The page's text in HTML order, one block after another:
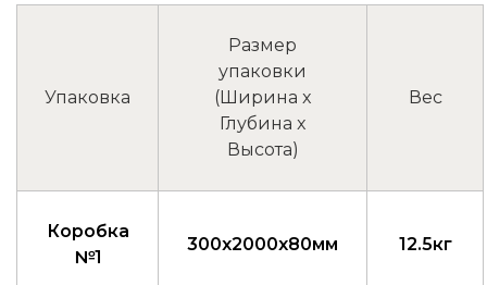
Упаковка
Размер
упаковки
(Ширина x
Глубина x
Высота)
Вес
Коробка
№1
300x2000x80мм 12.5кг